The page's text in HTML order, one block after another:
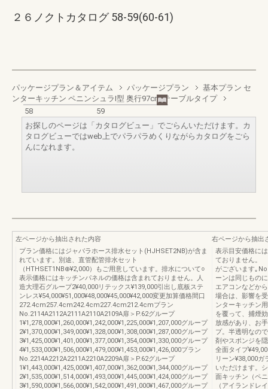
２６ノクトカタログ 58-59(60-61)
パッケージプラン＆アイテム パッケージプラン
基本プラン セ
ンターキッチン ペニンシュラI型 奥行97cm テーブルタイプ
58
59
お探しのページは「カタログビュー」でごらんいただけます。カ
タログビューではweb上でパラパラめくりながらカタログをごら
んになれます。
左ページから抽出された内容
プラン価格にはジャバラホース排水セット(HJHSET2NB)が含ま
れています。別途、直管配管排水セット
（HTHSET1NB⊕¥2,000）もご用意しています。排水について○
表示価格にはキッチンパネルの価格は含まれておりません。人
造大理石グループ2¥40,000リテックス¥139,000引出し底板ステ
ンレス¥54,000¥51,000¥48,000¥45,000¥42,000変更加算価格間口
272.4cm257.4cm242.4cm227.4cm212.4cmプラン
No.2114A2112A2111A2110A2109A扉＞P.62グループ
1¥1,278,000¥1,260,000¥1,242,000¥1,225,000¥1,207,000グループ
2¥1,370,000¥1,349,000¥1,328,000¥1,308,000¥1,287,000グループ
3¥1,425,000¥1,401,000¥1,377,000¥1,354,000¥1,330,000グループ
4¥1,533,000¥1,506,000¥1,479,000¥1,453,000¥1,426,000プラン
No.2214A2212A2211A2210A2209A扉＞P.62グループ
1¥1,443,000¥1,425,000¥1,407,000¥1,362,000¥1,344,000グループ
2¥1,535,000¥1,514,000¥1,493,000¥1,445,000¥1,424,000グループ
3¥1,590,000¥1,566,000¥1,542,000¥1,491,000¥1,467,000グループ
右ページから抽出
表示目安価格に
ておりません。
がございます｡
ーンは同じもの
エアコンなどか
場合は、影響を
ンターキッチン
を覆って、捕煙
放感があり、お
プ。半透明なの
剤やスポンジを
全面タイプ
リーン¥38,000
いただけます。
面キッチン（ペ
（アイランドレ